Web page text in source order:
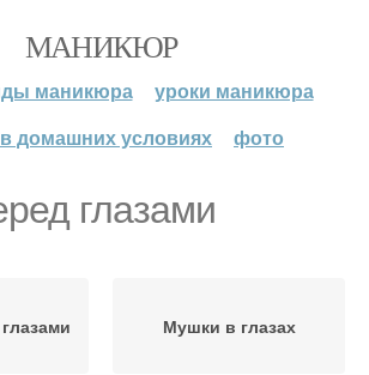
МАНИКЮР
маникюра
уроки маникюра
домашних условиях
фото
глазами
Мушки в глазах